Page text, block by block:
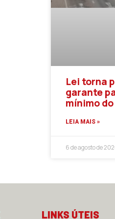
Lei torna
garante
mínimo
LEIA MAIS »
6 de agosto de
LINKS ÚTEIS